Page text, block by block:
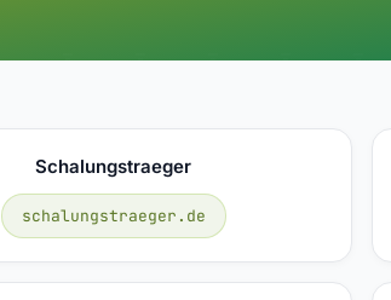
Schalungstraeger
schalungstraeger.de